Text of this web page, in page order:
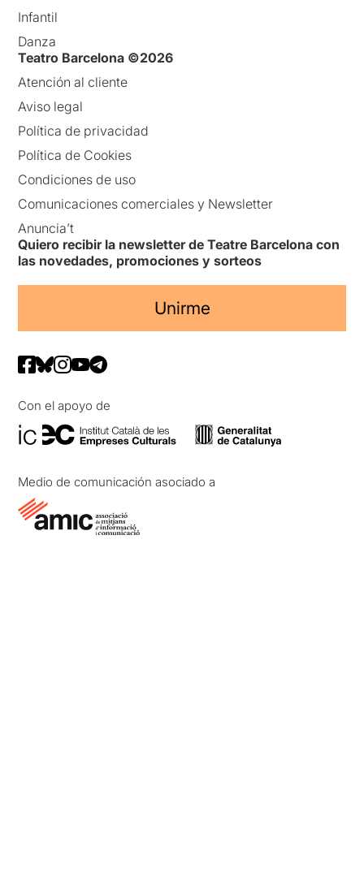
Infantil
Danza
Teatro Barcelona ©2026
Atención al cliente
Aviso legal
Política de privacidad
Política de Cookies
Condiciones de uso
Comunicaciones comerciales y Newsletter
Anuncia’t
Quiero recibir la newsletter de Teatre Barcelona con
las novedades, promociones y sorteos
Unirme
Con el apoyo de
Medio de comunicación asociado a